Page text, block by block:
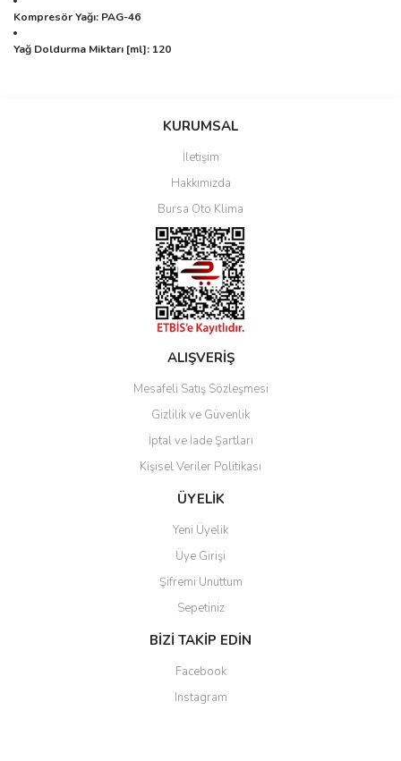
Kompresör Yağı: PAG-46
Yağ Doldurma Miktarı [ml]: 120
Bu ürüne ilk yorumu siz yapın!
Yorum Yaz
KURUMSAL
İletişim
Hakkımızda
Bursa Oto Klima
ALIŞVERİŞ
Mesafeli Satış Sözleşmesi
Gizlilik ve Güvenlik
İptal ve İade Şartları
Kişisel Veriler Politikası
ÜYELİK
Yeni Üyelik
Üye Girişi
Şifremi Unuttum
Sepetiniz
BİZİ TAKİP EDİN
Facebook
Instagram